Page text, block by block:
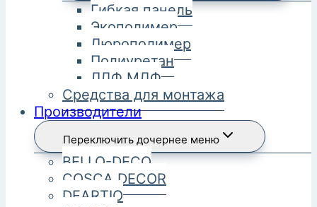
Гибкая панель
Экополимер
Дюрополимер
Полиуретан
ЛДФ МДФ
Средства для монтажа
Производители
Переключить дочернее меню
BELLO-DECO
COSCA DECOR
DEARTIO